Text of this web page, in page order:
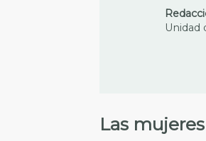
Unidad
Las